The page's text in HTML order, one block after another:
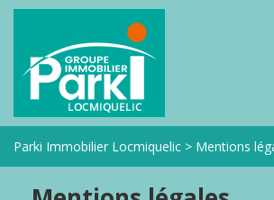
VOIR
TOUTES
LES
AGENCES
Parki Immobilier Locmiquelic > Mentions